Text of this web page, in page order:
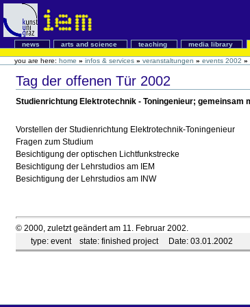
news arts and science teaching media library
you are here: home » infos & services » veranstaltungen » events 2002 »
Tag der offenen Tür 2002
Studienrichtung Elektrotechnik - Toningenieur;
Vorstellen der Studienrichtung Elektrotechnik-Toningenieur
Fragen zum Studium
Besichtigung der optischen Lichtfunkstrecke
Besichtigung der Lehrstudios am IEM
Besichtigung der Lehrstudios am INW
© 2000, zuletzt geändert am 11. Februar 2002.
type: eventstate: finished project Date:03.01.2002